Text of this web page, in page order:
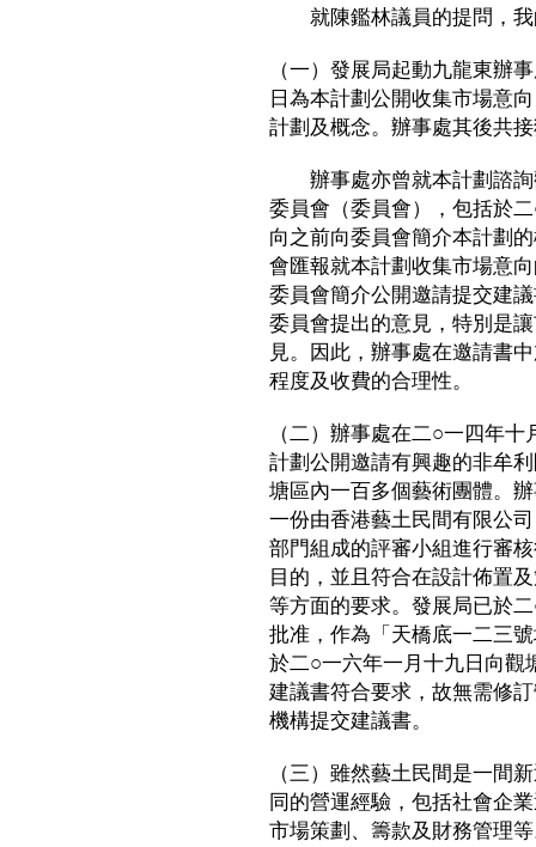
就陳鑑林議員的提問，我
（一）發展局起動九龍東辦
日為本計劃公開收集市場意
計劃及概念。辦事處其後共
辦事處亦曾就本計劃諮詢
委員會（委員會），包括於
向之前向委員會簡介本計劃
會匯報就本計劃收集市場意
委員會簡介公開邀請提交建
委員會提出的意見，特別是
見。因此，辦事處在邀請書
程度及收費的合理性。
（二）辦事處在二○一四年
計劃公開邀請有興趣的非牟
塘區內一百多個藝術團體。
一份由香港藝土民間有限公
部門組成的評審小組進行審
目的，並且符合在設計佈置
等方面的要求。發展局已於
批准，作為「天橋底一二三
於二○一六年一月十九日向觀
建議書符合要求，故無需修
機構提交建議書。
（三）雖然藝土民間是一間
同的營運經驗，包括社會企
市場策劃、籌款及財務管理